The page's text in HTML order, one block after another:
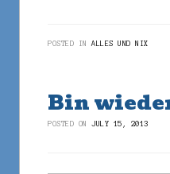
POSTED INALLES UND NIX
Bin
POSTED ON JULY 15, 2013